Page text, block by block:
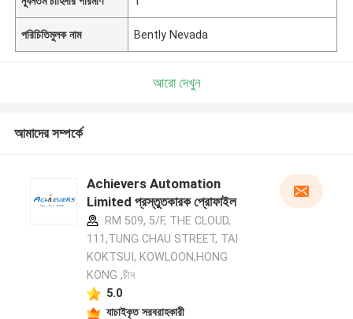
পরিচিতিমুলক নাম Bently Nevada
আরো দেখুন
আমাদের সম্পর্কে
Achievers Automation
Limited প্রস্তুতকারক প্রোফাইল
RM 509, 5/F, THE CLOUD,
111,TUNG CHAU STREET, TAI
KOKTSUI, KOWLOON,HONG
KONG ,চীন
5.0
যাচাইকৃত সরবরাহকারী